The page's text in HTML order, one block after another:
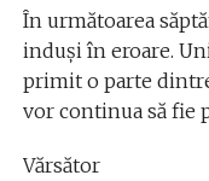
În următoarea
induși în eroare.
primit o parte
vor continua să fie
Vărsător